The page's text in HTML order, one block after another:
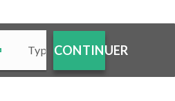
CONTINUER